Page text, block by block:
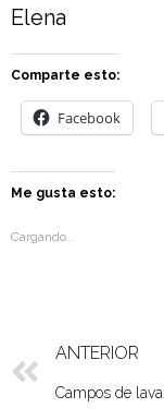
Elena
Comparte esto:
Facebook
Me gusta esto:
Cargando...
ANTERIOR